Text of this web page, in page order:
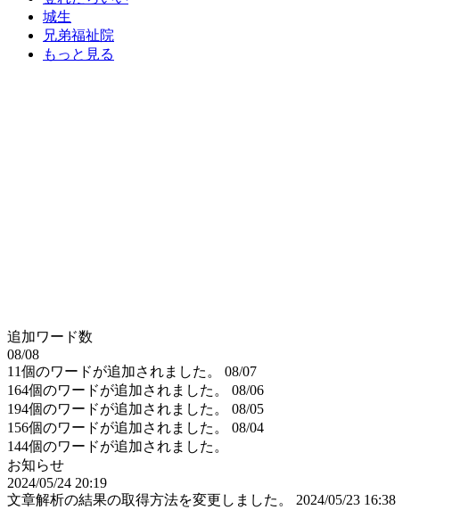
城生
兄弟福祉院
もっと見る
追加ワード数
08/08
11個のワードが追加されました。
08/07
164個のワードが追加されました。
08/06
194個のワードが追加されました。
08/05
156個のワードが追加されました。
08/04
144個のワードが追加されました。
お知らせ
2024/05/24 20:19
文章解析の結果の取得方法を変更しました。
2024/05/23 16:38